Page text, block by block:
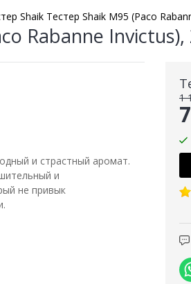
Shaik Тестер Shaik M95 (Paco
Rabanne Invictus),
1
и страстный аромат.
и
не привык